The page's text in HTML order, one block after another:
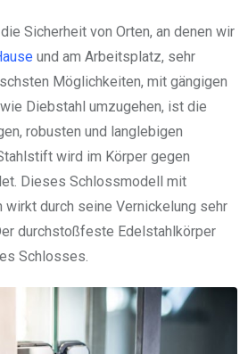
Sicherheit von Orten, an denen wir
und am Arbeitsplatz, sehr
Möglichkeiten, mit gängigen
Diebstahl umzugehen, ist die
robusten und langlebigen
wird im Körper gegen
Dieses Schlossmodell mit
wirkt durch seine Vernickelung sehr
durchstoßfeste Edelstahlkörper
Schlosses.